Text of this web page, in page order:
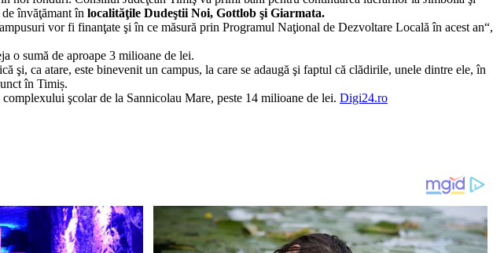
învăţămant în localităţile Dudeştii Noi, Gottlob şi Giarmata.
vor fi finanţate şi în ce măsură prin Programul Naţional de Dezvoltare Locală în acest an“,
o sumă de aproape 3 milioane de lei.
şi, ca atare, este binevenit un campus, la care se adaugă şi faptul că clădirile, unele dintre ele, în
în Timiș.
şcolar de la Sannicolau Mare, peste 14 milioane de lei. Digi24.ro